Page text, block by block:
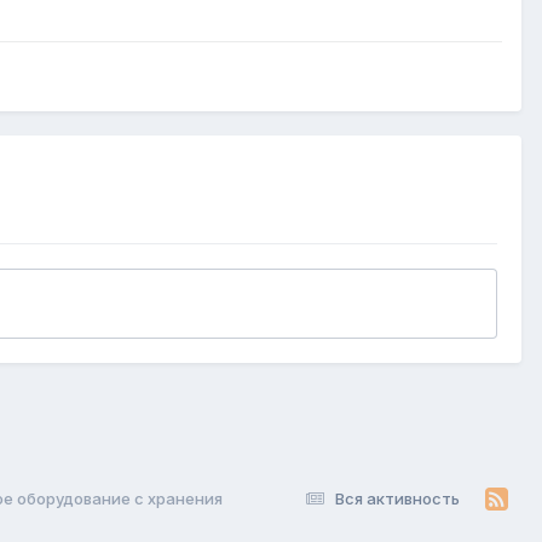
Вся активность
оборудование с хранения